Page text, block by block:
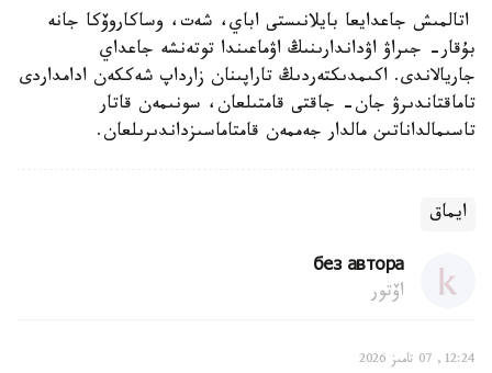
اتالمىش جاعدايعا بايلانىستى اباي، شەت، وساكاروۆكا جانە
بۇقار- جىراۋ اۋداندارىنىڭ اۋماعىندا توتەنشە جاعداي
جاريالاندى. اكىمدىكتەردىڭ تاراپىنان زارداپ شەككەن ادامداردى
تاماقتاندىرۋ جان- جاقتى قامتىلعان، سونىمەن قاتار
تاسىمالداناتىن مالدار جەممەن قامتاماسىزداندىرىلعان.
ايماق
без автора
اۆتور
12:24, 07 تامىز 2026